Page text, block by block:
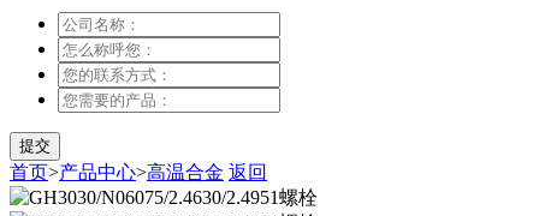
首页>产品中心>高温合金 返回